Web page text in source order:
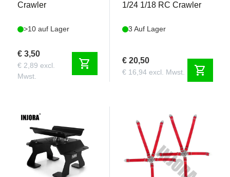
Crawler
>10 auf Lager
€ 3,50
€ 2,89 excl.
Mwst.
shopping_cart
1/24 1/18 RC Crawler
3 Auf Lager
€ 20,50
€ 16,94 excl. Mwst. shopping_cart